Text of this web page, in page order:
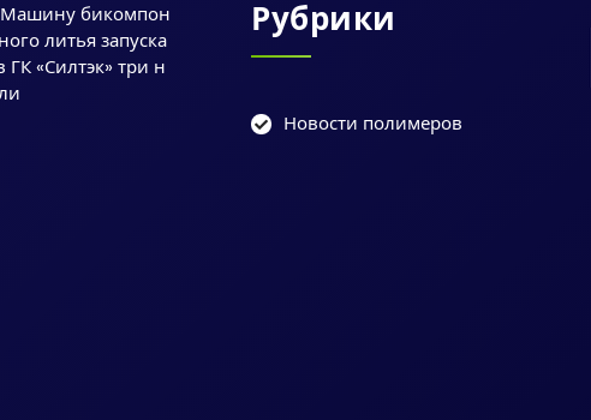
Машину бикомпон
литья запуска
ГК «Силтэк» три н
Рубрики
Новости полимеров